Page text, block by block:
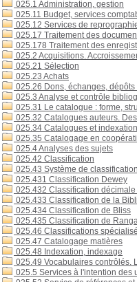
025.1 Administration, gestion
025.11 Budget, services
025.12 Services de
025.17 Traitement des
025.178 Traitement des
025.2 Acquisitions.
025.21 Sélection
025.23 Achats
025.26 Dons, échanges,
025.3 Analyse et contrôle
025.31 Le catalogue : forme,
025.32 Catalogues auteurs.
025.34 Catalogues et
025.35 Catalogage en
025.4 Analyses des sujets
025.42 Classification
025.43 Système de
025.431 Classification Dewey
025.432 Classification
025.433 Classification de la
025.434 Classification de Bliss
025.435 Classification de
025.46 Classifications
025.47 Catalogage matières
025.48 Indexation, indexage
025.49 Vocabulaires contrôlés.
025.5 Services à l'intention des